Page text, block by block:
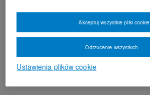
Ustawienia plików cookie
Odrzucenie wszystkich
Akceptuj wszystkie pliki cookie